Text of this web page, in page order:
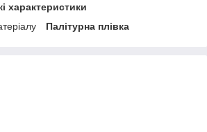
характеристики
Палітурна плівка